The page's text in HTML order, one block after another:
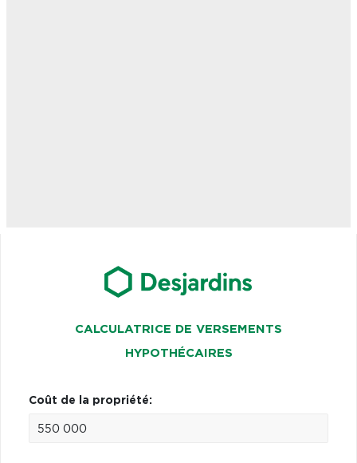
CALCULATRICE DE VERSEMENTS
HYPOTHÉCAIRES
Coût de la propriété: